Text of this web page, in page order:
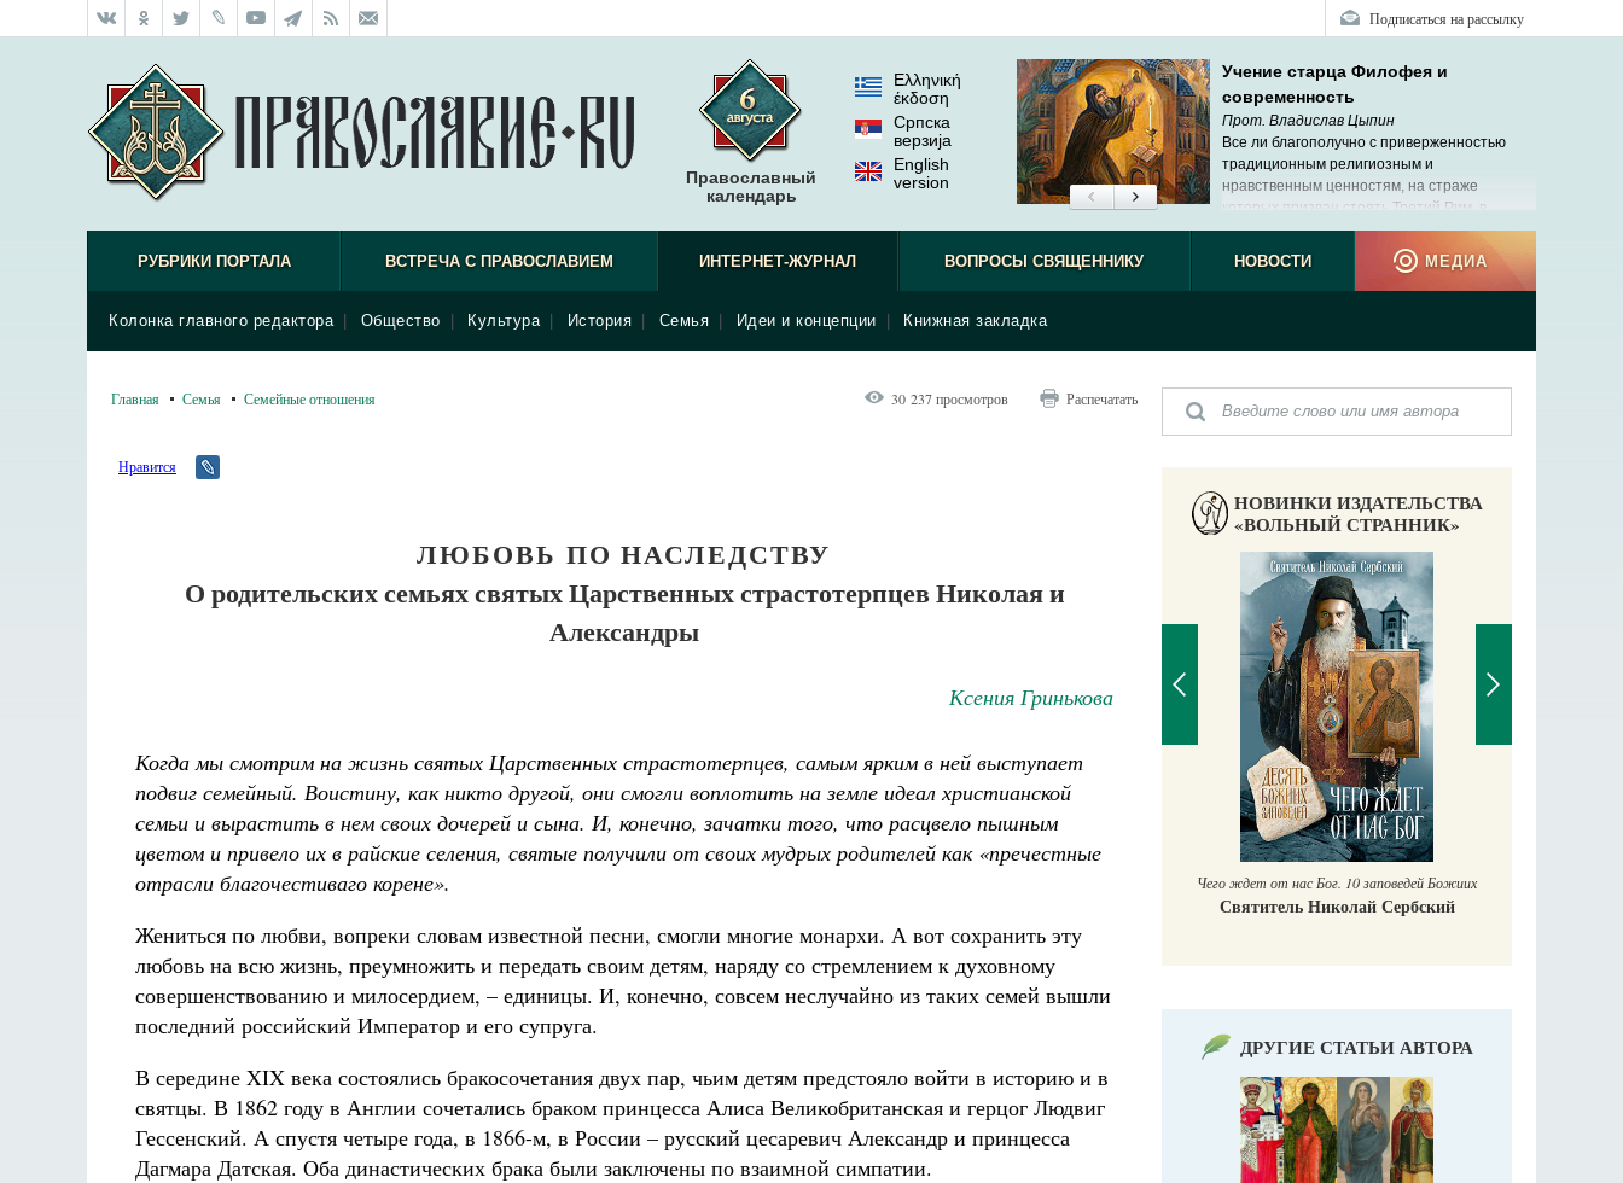
Подписаться на рассылку
Православный
календарь
Ελληνική
έκδοση
Српска
верзиjа
English
version
Учение старца Филофея и
современность
Прот. Владислав Цыпин
Все ли благополучно с приверженностью
традиционным религиозным и
нравственным ценностям, на страже
которых призван стоять Третий Рим, в
современной России?
РУБРИКИ ПОРТАЛА ВСТРЕЧА С ПРАВОСЛАВИЕМ ИНТЕРНЕТ-ЖУРНАЛ
Колонка главного редактора Общество Культура История Семья Идеи и концепции Книжная закладка
ВОПРОСЫ СВЯЩЕННИКУ НОВОСТИ МЕДИА
Главная Семья Семейные отношения 30 237 просмотров Распечатать
Нравится
ЛЮБОВЬ ПО НАСЛЕДСТВУ
О родительских семьях святых Царственных страстотерпцев Николая и
Александры
Ксения Гринькова
Когда мы смотрим на жизнь святых Царственных страстотерпцев, самым ярким в ней выступает
подвиг семейный. Воистину, как никто другой, они смогли воплотить на земле идеал христианской
семьи и вырастить в нем своих дочерей и сына. И, конечно, зачатки того, что расцвело пышным
цветом и привело их в райские селения, святые получили от своих мудрых родителей как «пречестные
отрасли благочестиваго корене».
Жениться по любви, вопреки словам известной песни, смогли многие монархи. А вот сохранить эту
любовь на всю жизнь, преумножить и передать своим детям, наряду со стремлением к духовному
совершенствованию и милосердием, – единицы. И, конечно, совсем неслучайно из таких семей вышли
последний российский Император и его супруга.
В середине XIX века состоялись бракосочетания двух пар, чьим детям предстояло войти в историю и в
святцы. В 1862 году в Англии сочетались браком принцесса Алиса Великобританская и герцог Людвиг
Гессенский. А спустя четыре года, в 1866-м, в России – русский цесаревич Александр и принцесса
Дагмара Датская. Оба династических брака были заключены по взаимной симпатии.
НОВИНКИ ИЗДАТЕЛЬСТВА
«ВОЛЬНЫЙ СТРАННИК»
Разлуки не будет
Фредерика де Грааф
Великомученик Георгий Победоносец. Научись у
святого
Роман Котов Чего ждет от нас Бог. 10 заповедей Божиих
Святитель Николай Сербский
ДРУГИЕ СТАТЬИ АВТОРА